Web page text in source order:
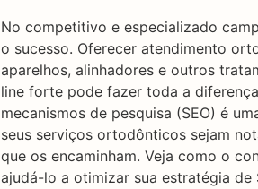
No competitivo e especializado
o sucesso. Oferecer atendimento
aparelhos, alinhadores e outros
line forte pode fazer toda a
mecanismos de pesquisa (SEO) é
seus serviços ortodônticos sejam
que os encaminham. Veja como o
ajudá-lo a otimizar sua estratégia